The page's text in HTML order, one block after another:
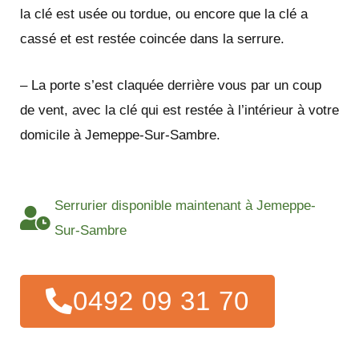
la clé est usée ou tordue, ou encore que la clé a
cassé et est restée coincée dans la serrure.
– La porte s’est claquée derrière vous par un coup
de vent, avec la clé qui est restée à l’intérieur à votre
domicile à Jemeppe-Sur-Sambre.
Serrurier disponible maintenant à Jemeppe-
Sur-Sambre
0492 09 31 70